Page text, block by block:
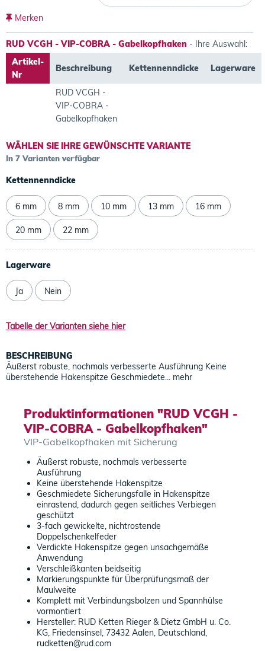
Merken
RUD VCGH - VIP-COBRA - Gabelkopfhaken - Ihre Auswahl:
Artikel-
Nr
Beschreibung Kettennenndicke Lagerware
RUD VCGH -
VIP-COBRA -
Gabelkopfhaken
WÄHLEN SIE IHRE GEWÜNSCHTE VARIANTE
In 7 Varianten verfügbar
Kettennenndicke
6 mm 8 mm 10 mm 13 mm 16 mm
20 mm 22 mm
Lagerware
Ja Nein
Tabelle der Varianten siehe hier
BESCHREIBUNG
Äußerst robuste, nochmals verbesserte Ausführung Keine
überstehende Hakenspitze Geschmiedete... mehr
Produktinformationen "RUD VCGH -
VIP-COBRA - Gabelkopfhaken"
VIP-Gabelkopfhaken mit Sicherung
Äußerst robuste, nochmals verbesserte
Ausführung
Keine überstehende Hakenspitze
Geschmiedete Sicherungsfalle in Hakenspitze
einrastend, dadurch gegen seitliches Verbiegen
geschützt
3-fach gewickelte, nichtrostende
Doppelschenkelfeder
Verdickte Hakenspitze gegen unsachgemäße
Anwendung
Verschleißkanten beidseitig
Markierungspunkte für Überprüfungsmaß der
Maulweite
Komplett mit Verbindungsbolzen und Spannhülse
vormontiert
Hersteller: RUD Ketten Rieger & Dietz GmbH u. Co.
KG, Friedensinsel, 73432 Aalen, Deutschland,
rudketten@rud.com